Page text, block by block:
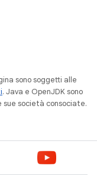
sono soggetti alle
. Java e OpenJDK sono
società consociate.